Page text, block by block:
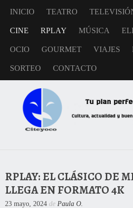
INICIO TEATRO
CINE RPLAY MÚSICA
OCIO GOURMET VIAJES
SORTEO CONTACTO
RPLAY: EL CLÁSICO DE
LLEGA EN FORMATO 4K
23 mayo, 2024 de Paula O.